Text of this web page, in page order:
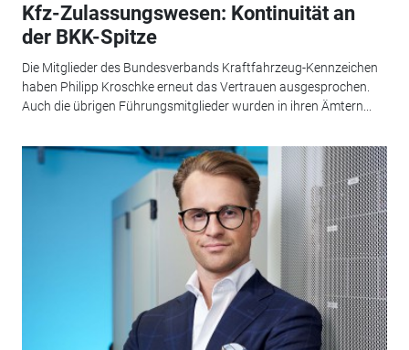
Kfz-Zulassungswesen: Kontinuität an
der BKK-Spitze
Die Mitglieder des Bundesverbands Kraftfahrzeug-Kennzeichen
haben Philipp Kroschke erneut das Vertrauen ausgesprochen.
Auch die übrigen Führungsmitglieder wurden in ihren Ämtern...